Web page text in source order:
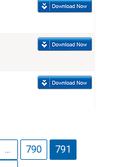
... 790
791